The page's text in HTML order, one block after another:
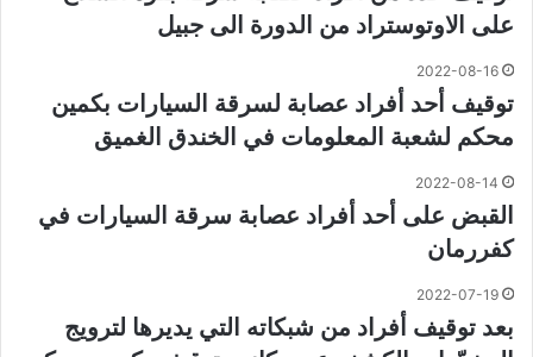
على الاوتوستراد من الدورة الى جبيل
2022-08-16
توقيف أحد أفراد عصابة لسرقة السيارات بكمين
محكم لشعبة المعلومات في الخندق الغميق
2022-08-14
القبض على أحد أفراد عصابة سرقة السيارات في
كفررمان
2022-07-19
بعد توقيف أفراد من شبكاته التي يديرها لترويج